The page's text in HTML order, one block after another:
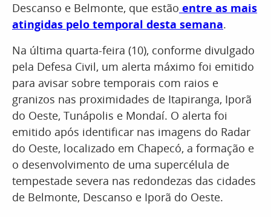
Descanso e Belmonte, que estão entre as mais
atingidas pelo temporal desta semana.
Na última quarta-feira (10), conforme divulgado
pela Defesa Civil, um alerta máximo foi emitido
para avisar sobre temporais com raios e
granizos nas proximidades de Itapiranga, Iporã
do Oeste, Tunápolis e Mondaí. O alerta foi
emitido após identificar nas imagens do Radar
do Oeste, localizado em Chapecó, a formação e
o desenvolvimento de uma supercélula de
tempestade severa nas redondezas das cidades
de Belmonte, Descanso e Iporã do Oeste.